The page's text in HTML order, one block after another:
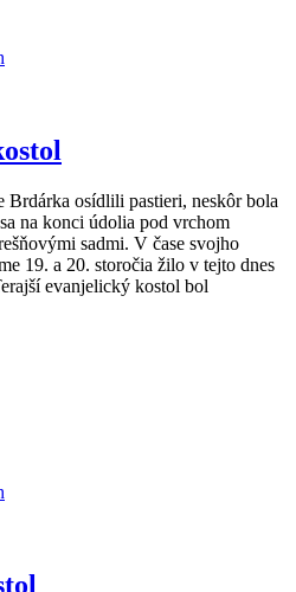
osídlili pastieri, neskôr bola
na konci údolia pod vrchom
sadmi. V čase svojho
19. a 20. storočia žilo v tejto dnes
evanjelický kostol bol